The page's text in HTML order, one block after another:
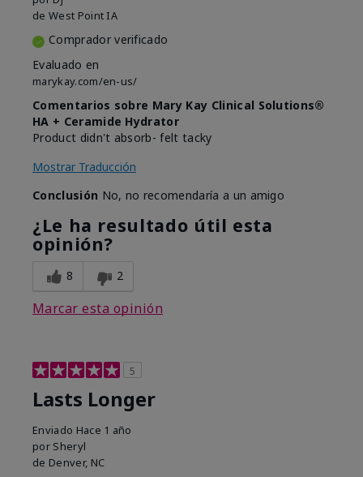
de West Point IA
Comprador verificado
Evaluado en
marykay.com/en-us/
Comentarios sobre Mary Kay Clinical Solutions®
HA + Ceramide Hydrator
Product didn't absorb- felt tacky
Mostrar Traducción
Conclusión No, no recomendaría a un amigo
¿Le ha resultado útil esta
opinión?
8 2
Marcar esta opinión
5
Lasts Longer
Enviado Hace 1 año
por Sheryl
de Denver, NC